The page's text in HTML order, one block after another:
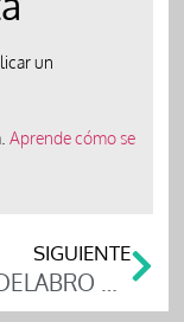
un
Aprende cómo se
SIGUIENTE